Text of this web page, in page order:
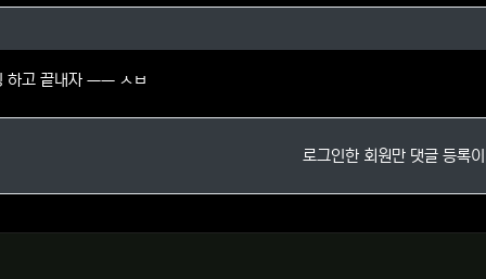
두님의 댓글
하고 끝내자 ㅡㅡ ㅅㅂ
로그인한 회원만 댓글 등록